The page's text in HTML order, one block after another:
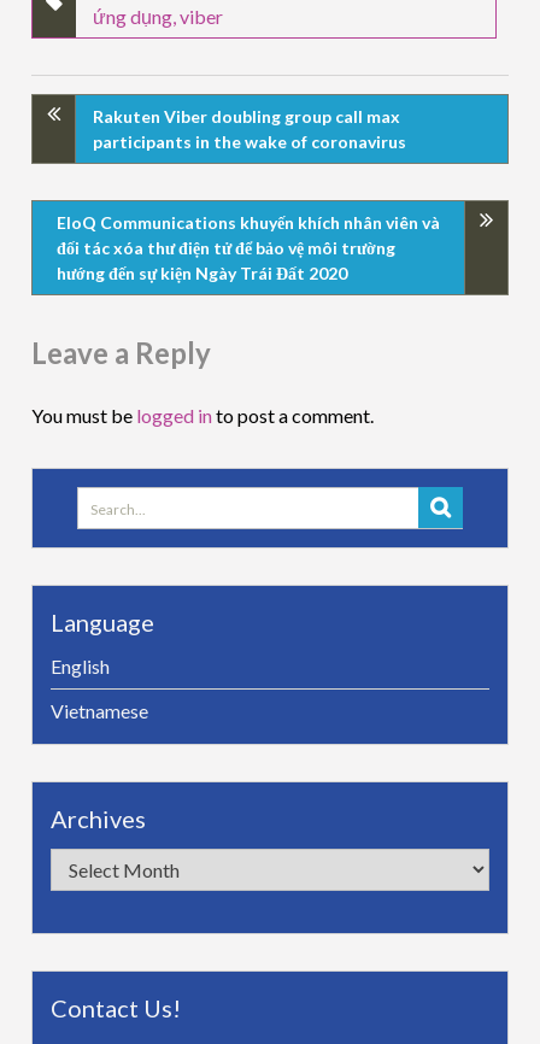
ứng dụng ,viber
Rakuten Viber doubling group call max
participants in the wake of coronavirus
EloQ Communications khuyến khích nhân viên và
đối tác xóa thư điện tử để bảo vệ môi trường
hướng đến sự kiện Ngày Trái Đất 2020
Leave a Reply
You must be logged into post a comment.
Search
for:
Language
English
Vietnamese
Archives
Archives
Contact Us!